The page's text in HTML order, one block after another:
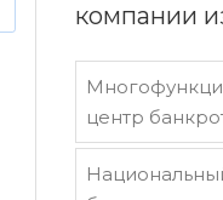
компании
центр